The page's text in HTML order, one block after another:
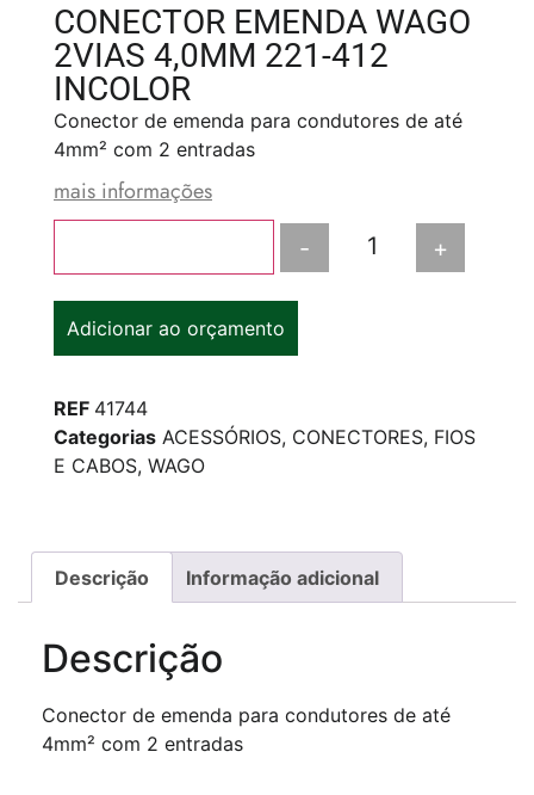
CONECTOR EMENDA WAGO
2VIAS 4,0MM 221-412
INCOLOR
Conector de emenda para condutores de até
4mm² com 2 entradas
mais informações
- +
Adicionar ao orçamento
REF 41744
Categorias ACESSÓRIOS, CONECTORES, FIOS
E CABOS, WAGO
Descrição Informação adicional
Descrição
Conector de emenda para condutores de até
4mm² com 2 entradas